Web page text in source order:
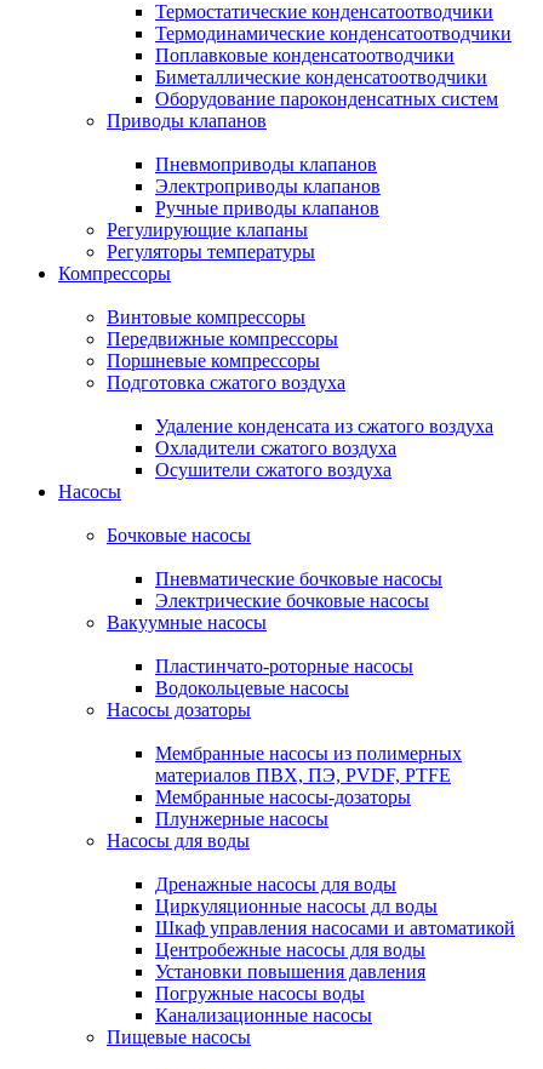
Термостатические конденсатоотводчики
Термодинамические конденсатоотводчики
Поплавковые конденсатоотводчики
Биметаллические конденсатоотводчики
Оборудование пароконденсатных систем
Приводы клапанов
Пневмоприводы клапанов
Электроприводы клапанов
Ручные приводы клапанов
Регулирующие клапаны
Регуляторы температуры
Компрессоры
Винтовые компрессоры
Передвижные компрессоры
Поршневые компрессоры
Подготовка сжатого воздуха
Удаление конденсата из сжатого воздуха
Охладители сжатого воздуха
Осушители сжатого воздуха
Насосы
Бочковые насосы
Пневматические бочковые насосы
Электрические бочковые насосы
Вакуумные насосы
Пластинчато-роторные насосы
Водокольцевые насосы
Насосы дозаторы
Мембранные насосы из полимерных
материалов ПВХ, ПЭ, PVDF, PTFE
Мембранные насосы-дозаторы
Плунжерные насосы
Насосы для воды
Дренажные насосы для воды
Циркуляционные насосы дл воды
Шкаф управления насосами и автоматикой
Центробежные насосы для воды
Установки повышения давления
Погружные насосы воды
Канализационные насосы
Пищевые насосы